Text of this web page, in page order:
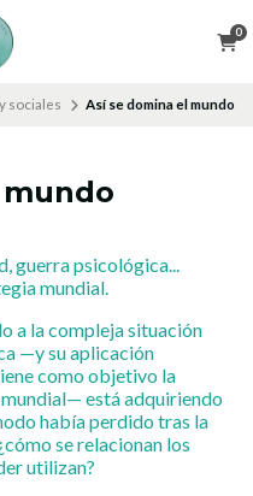
0
sociales Así se domina el mundo
guerra psicológica...
mundial.
a la compleja situación
—y su aplicación
como objetivo la
mundial— está adquiriendo
había perdido tras la
se relacionan los
utilizan?